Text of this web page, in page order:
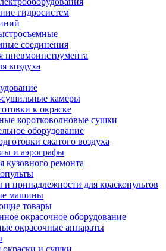
гидросистем
соединения
пневмоинструмента
воздуха
камеры
к окраске
коротковолновые сушки
оборудование
сжатого воздуха
и аэрографы
кузовного ремонта
и принадлежности для краскопультов
машины
товары
окрасочное оборудование
окрасочные аппараты
окраски и сушки